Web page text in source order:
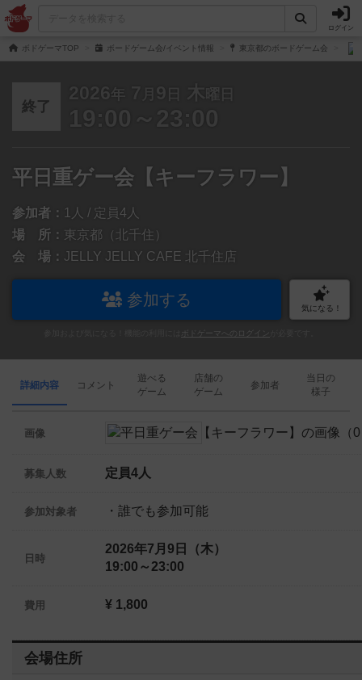
ログイン
ボドゲーマTOP ボードゲーム会/イベント情報 東京都のボードゲーム会
終了
2026 年 7 月 9 日 木 曜日
19:00～23:00
平日重ゲー会【キーフラワー】
参加者： 1人 / 定員4人
場 所： 東京都（北千住）
会 場： JELLY JELLY CAFE 北千住店
参加する 気になる！
ボドゲーマへのログイン
詳細内容 コメント
遊べる
ゲーム
店舗の
ゲーム
参加者
当日の
様子
画像
募集人数 定員4人
参加対象者 ・誰でも参加可能
日時
2026年7月9日（木）
19:00～23:00
費用 ¥ 1,800
会場住所